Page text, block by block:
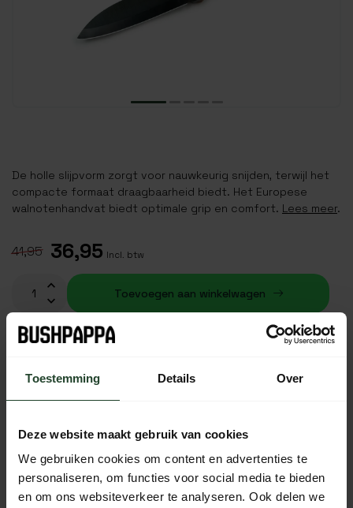
Toestemming Details Over
Deze website maakt gebruik van cookies
We gebruiken cookies om content en advertenties te
personaliseren, om functies voor social media te bieden
en om ons websiteverkeer te analyseren. Ook delen we
De holle slijpvorm zorgt voor nauwkeurig snijden, terwijl het
compacte formaat draagbaarheid biedt. Het Europese
walnotenhandvat biedt optimale grip en comfort. Lees meer.
41,95 36,95 Incl. btw
Toevoegen aan winkelwagen
Op voorraad (5)
14 dagen bedenktijd met no-nonsens retourbeleid
Ma t/m Vr voor 17:00 besteld, dezelfde dag verzonden
Iedere dag bereikbaar van 10:00 tot 20:00 via de chat,
telefoon of email